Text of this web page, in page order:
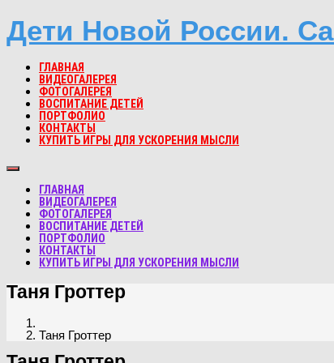
Дети Новой России.
ГЛАВНАЯ
ВИДЕОГАЛЕРЕЯ
ФОТОГАЛЕРЕЯ
ВОСПИТАНИЕ ДЕТЕЙ
ПОРТФОЛИО
КОНТАКТЫ
КУПИТЬ ИГРЫ ДЛЯ УСКОРЕНИЯ МЫСЛИ
ГЛАВНАЯ
ВИДЕОГАЛЕРЕЯ
ФОТОГАЛЕРЕЯ
ВОСПИТАНИЕ ДЕТЕЙ
ПОРТФОЛИО
КОНТАКТЫ
КУПИТЬ ИГРЫ ДЛЯ УСКОРЕНИЯ МЫСЛИ
Таня Гроттер
Таня Гроттер